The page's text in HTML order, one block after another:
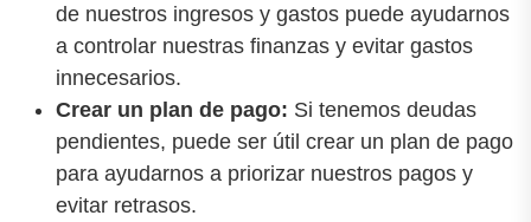
de nuestros ingresos y gastos puede ayudarnos
a controlar nuestras finanzas y evitar gastos
innecesarios.
Crear un plan de pago: Si tenemos deudas
pendientes, puede ser útil crear un plan de pago
para ayudarnos a priorizar nuestros pagos y
evitar retrasos.